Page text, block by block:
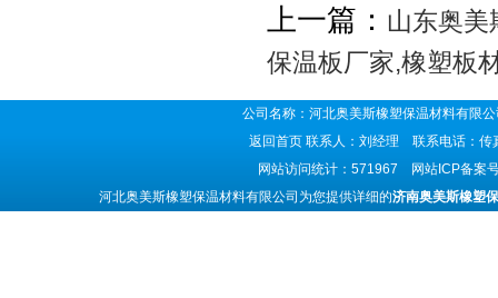
上一篇： 山东奥美
保温板厂家,橡塑板
公司名称：河北奥美斯橡塑保温材料有
返回首页 联系人：刘经理 联系电话：
网站访问统计：571967 网站ICP备案
河北奥美斯橡塑保温材料有限公司为您提供详细的济南奥美斯橡塑